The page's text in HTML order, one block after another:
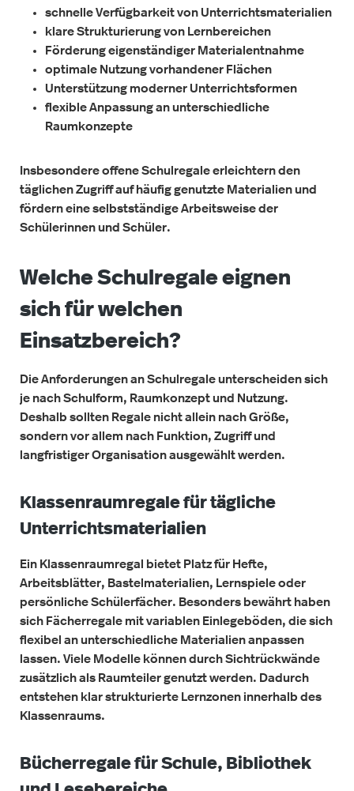
schnelle Verfügbarkeit von Unterrichtsmaterialien
klare Strukturierung von Lernbereichen
Förderung eigenständiger Materialentnahme
optimale Nutzung vorhandener Flächen
Unterstützung moderner Unterrichtsformen
flexible Anpassung an unterschiedliche
Raumkonzepte
nsbesondere offene Schulregale erleichtern den
täglichen Zugriff auf häufig genutzte Materialien und
fördern eine selbstständige Arbeitsweise der
Schülerinnen und Schüler.
Welche Schulregale eignen
sich für welchen
Einsatzbereich?
Die Anforderungen an Schulregale unterscheiden sich
je nach Schulform, Raumkonzept und Nutzung.
Deshalb sollten Regale nicht allein nach Größe,
sondern vor allem nach Funktion, Zugriff und
langfristiger Organisation ausgewählt werden.
Klassenraumregale für tägliche
Unterrichtsmaterialien
Ein Klassenraumregal bietet Platz für Hefte,
Arbeitsblätter, Bastelmaterialien, Lernspiele oder
persönliche Schülerfächer. Besonders bewährt haben
sich Fächerregale mit variablen Einlegeböden, die sich
flexibel an unterschiedliche Materialien anpassen
lassen. Viele Modelle können durch Sichtrückwände
zusätzlich als Raumteiler genutzt werden. Dadurch
entstehen klar strukturierte Lernzonen innerhalb des
Klassenraums.
Bücherregale für Schule, Bibliothek